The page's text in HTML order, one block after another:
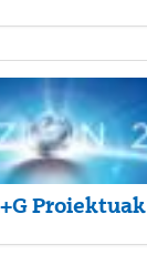
Proiektuak